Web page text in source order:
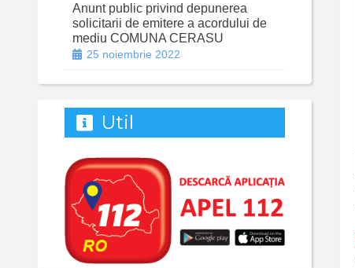
Anunt public privind depunerea
solicitarii de emitere a acordului de
mediu COMUNA CERASU
25 noiembrie 2022
Util